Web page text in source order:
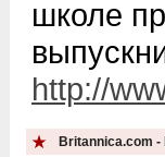
школе
http://
Britannica.com -